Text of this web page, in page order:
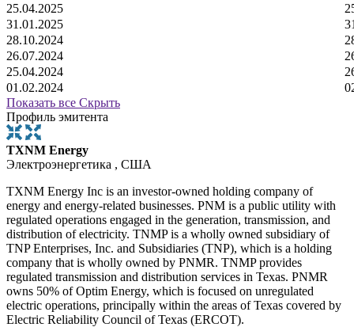
25.04.2025
31.01.2025
28.10.2024
26.07.2024
25.04.2024
01.02.2024
Показать все Скрыть
Профиль эмитента
TXNM Energy
Электроэнергетика , США
TXNM Energy Inc is an investor-owned holding company of
energy and energy-related businesses. PNM is a public utility with
regulated operations engaged in the generation, transmission, and
distribution of electricity. TNMP is a wholly owned subsidiary of
TNP Enterprises, Inc. and Subsidiaries (TNP), which is a holding
company that is wholly owned by PNMR. TNMP provides
regulated transmission and distribution services in Texas. PNMR
owns 50% of Optim Energy, which is focused on unregulated
electric operations, principally within the areas of Texas covered by
Electric Reliability Council of Texas (ERCOT).